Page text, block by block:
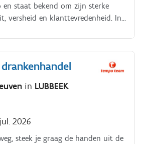
en staat bekend om zijn sterke
versheid en klanttevredenheid. In
producten, waarbij onze
samen met een toegewijd
uitstekende service en een
in LUBBEEK
2026
steek je graag de handen uit de